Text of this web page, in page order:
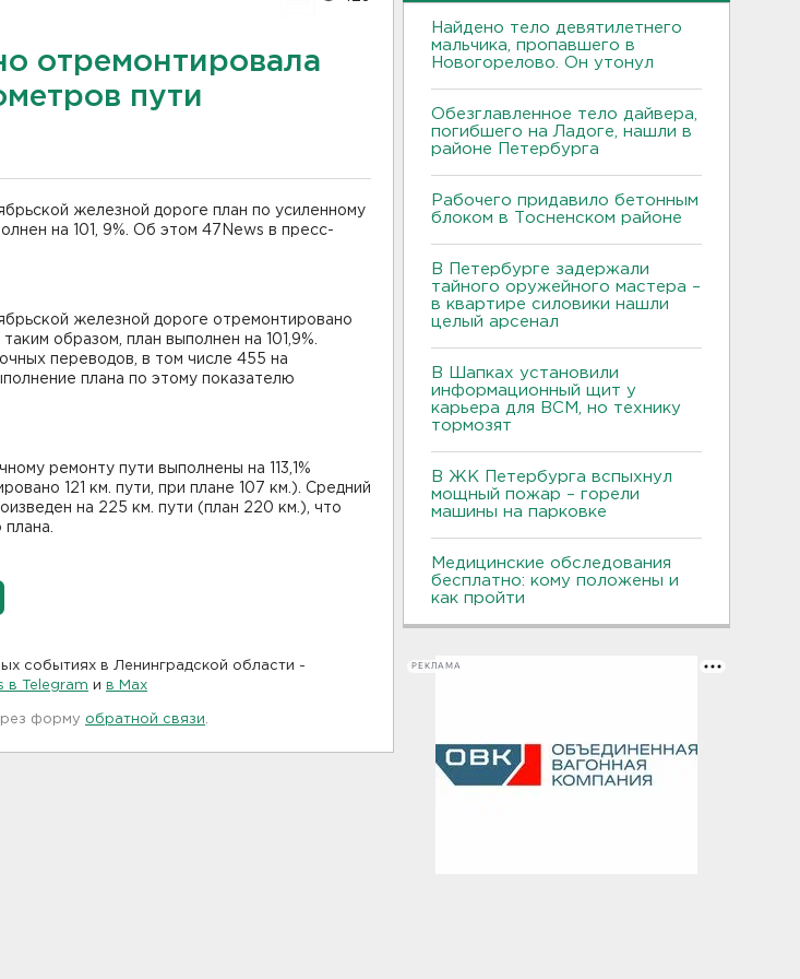
отремонтировала
пути
железной дороге план по усиленному
на 101, 9%. Об этом 47News в пресс-
железной дороге отремонтировано
образом, план выполнен на 101,9%.
переводов, в том числе 455 на
плана по этому показателю
ремонту пути выполнены на 113,1%
121 км. пути, при плане 107 км.). Средний
на 225 км. пути (план 220 км.), что
событиях в Ленинградской области -
в Telegram и в Maх
форму обратной связи
Найдено тело девятилетнего
мальчика, пропавшего в
Новогорелово. Он утонул
Обезглавленное тело дайвера,
погибшего на Ладоге, нашли в
районе Петербурга
Рабочего придавило бетонным
блоком в Тосненском районе
В Петербурге задержали
тайного оружейного мастера –
в квартире силовики нашли
целый арсенал
В Шапках установили
информационный щит у
карьера для ВСМ, но технику
тормозят
В ЖК Петербурга вспыхнул
мощный пожар – горели
машины на парковке
Медицинские обследования
бесплатно: кому положены и
как пройти
РЕКЛАМА